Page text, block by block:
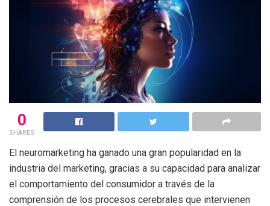
0
SHARES
El neuromarketing ha ganado una gran popularidad en la
industria del marketing, gracias a su capacidad para analizar
el comportamiento del consumidor a través de la
comprensión de los procesos cerebrales que intervienen